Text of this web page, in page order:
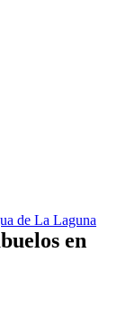
de La Laguna
en